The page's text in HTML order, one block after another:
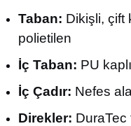
Taban: Dikişli, çift
polietilen
İç Taban: PU
İç Çadır: Nefes
Direkler: DuraTec